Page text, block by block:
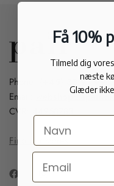
Phone:
(+45) 33 91 99
Email:
webshop@apair.dk
CVR: 44958783
Find our stores
Få 10%
Tilmeld dig
næste
Glæder